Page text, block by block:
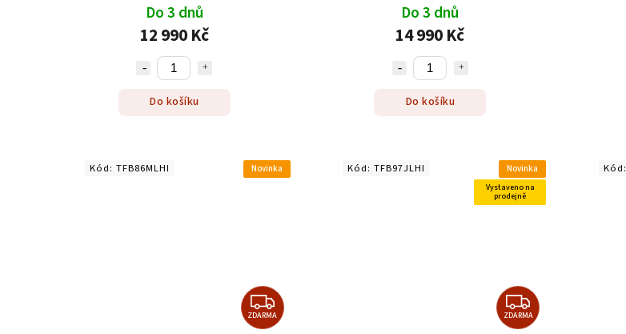
Do 3 dnů
12 990 Kč
Do košíku
Do 3 dnů
14 990 Kč
Do košíku
Novinka
ZDARMA
Kód: TFB86MLHI Novinka
Vystaveno na
prodejně
ZDARMA
Kód:TFB97JLHI Kód: